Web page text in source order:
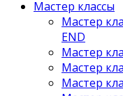
Мастер классы
Мастер
END
Мастер
Мастер
Мастер